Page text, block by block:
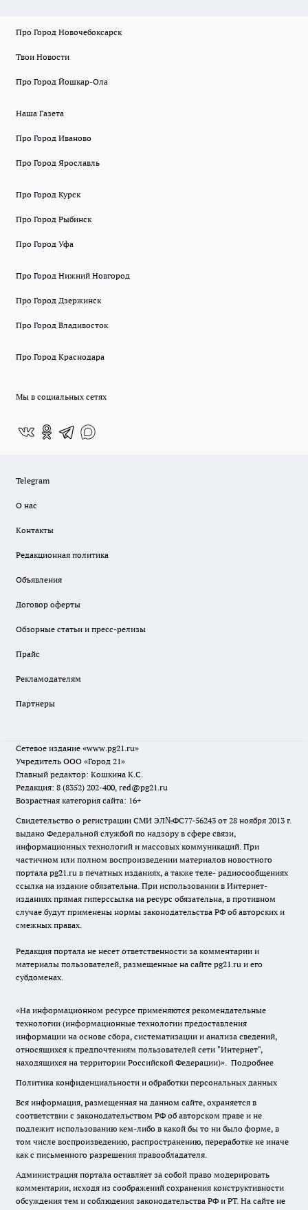
Про Город Новочебоксарск
Твои Новости
Про Город Йошкар-Ола
Наша Газета
Про Город Иваново
Про Город Ярославль
Про Город Курск
Про Город Рыбинск
Про Город Уфа
Про Город Нижний Новгород
Про Город Дзержинск
Про Город Владивосток
Про Город Краснодара
Мы в социальных сетях
Telegram
О нас
Контакты
Редакционная политика
Объявления
Договор оферты
Обзорные статьи и пресс-релизы
Прайс
Рекламодателям
Партнеры
Сетевое издание «www.pg21.ru»
Учредитель ООО «Город 21»
Главный редактор: Кошкина К.С.
Редакция: 8 (8352) 202-400, red@pg21.ru
Возрастная категория сайта: 16+
Свидетельство о регистрации СМИ ЭЛ№ФС77-56243 от 28 ноября 2013 г.
выдано Федеральной службой по надзору в сфере связи,
информационных технологий и массовых коммуникаций. При
частичном или полном воспроизведении материалов новостного
портала pg21.ru в печатных изданиях, а также теле- радиосообщениях
ссылка на издание обязательна. При использовании в Интернет-
изданиях прямая гиперссылка на ресурс обязательна, в противном
случае будут применены нормы законодательства РФ об авторских и
смежных правах.
Редакция портала не несет ответственности за комментарии и
материалы пользователей, размещенные на сайте pg21.ru и его
субдоменах.
«На информационном ресурсе применяются рекомендательные
технологии (информационные технологии предоставления
информации на основе сбора, систематизации и анализа сведений,
относящихся к предпочтениям пользователей сети "Интернет",
находящихся на территории Российской Федерации)». Подробнее
Политика конфиденциальности и обработки персональных данных
Вся информация, размещенная на данном сайте, охраняется в
соответствии с законодательством РФ об авторском праве и не
подлежит использованию кем-либо в какой бы то ни было форме, в
том числе воспроизведению, распространению, переработке не иначе
как с письменного разрешения правообладателя.
Администрация портала оставляет за собой право модерировать
комментарии, исходя из соображений сохранения конструктивности
обсуждения тем и соблюдения законодательства РФ и РТ. На сайте не